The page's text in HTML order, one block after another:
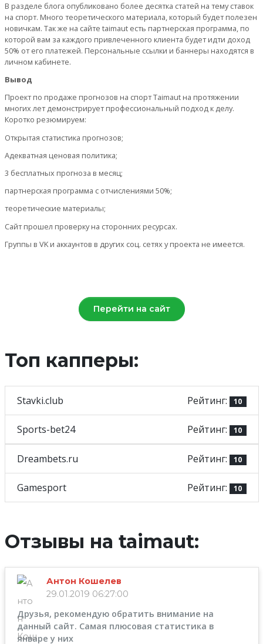
В разделе блога опубликовано более десятка статей на тему ставок
на спорт. Много теоретического материала, который будет полезен
новичкам. Так же на сайте taimaut есть партнерская программа, по
которой вам за каждого привлеченного клиента будет идти доход
50% от его платежей. Персональные ссылки и баннеры находятся в
личном кабинете.
Вывод
Проект по продаже прогнозов на спорт Taimaut на протяжении
многих лет демонстрирует профессиональный подход к делу.
Коротко резюмируем:
Открытая статистика прогнозов;
Адекватная ценовая политика;
3 бесплатных прогноза в месяц;
партнерская программа с отчислениями 50%;
теоретические материалы;
Сайт прошел проверку на сторонних ресурсах.
Группы в VK и аккаунтов в других соц. сетях у проекта не имеется.
Перейти на сайт
Топ капперы:
Stavki.club Рейтинг: 10
Sports-bet24 Рейтинг: 10
Dreambets.ru Рейтинг: 10
Gamesport Рейтинг: 10
Отзывы на taimaut:
Антон Кошелев
29.01.2019 06:27:00
Друзья, рекомендую обратить внимание на
данный сайт. Самая плюсовая статистика в
январе у них